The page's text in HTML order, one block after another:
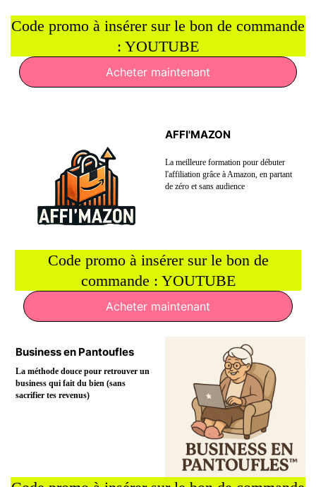
Code promo à insérer sur le bon de commande
: YOUTUBE
Acheter maintenant
AFFI'MAZON
La meilleure formation pour débuter
l'affiliation grâce à Amazon, en partant
de zéro et sans audience
Code promo à insérer sur le bon de
commande : YOUTUBE
Acheter maintenant
Business en Pantoufles
La méthode douce pour retrouver un
business qui fait du bien (sans
sacrifier tes revenus)